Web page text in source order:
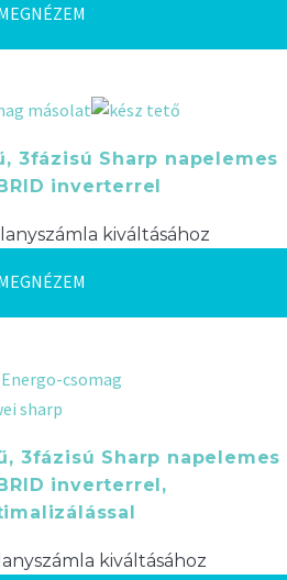
3fázisú Sharp napelemes
inverterrel
kiváltásához
3fázisú Sharp napelemes
inverterrel,
kiváltásához